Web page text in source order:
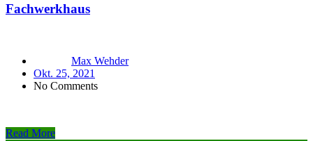
Fachwerkhaus
Max Wehder
Okt. 25, 2021
No Comments
Read More